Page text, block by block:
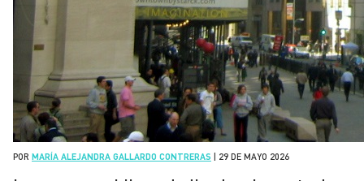
POR MARÍA ALEJANDRA GALLARDO CONTRERAS 29 DE MAYO 2026